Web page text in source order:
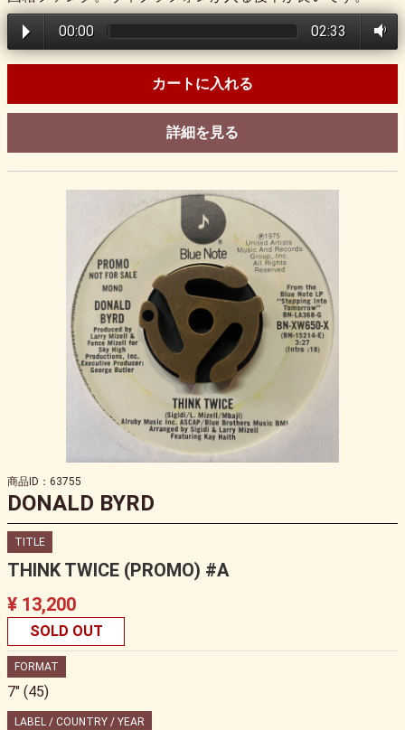
00:00 02:33
カートに入れる
詳細を見る
商品ID：63755
DONALD BYRD
TITLE
THINK TWICE (PROMO) #A
¥ 13,200
SOLD OUT
FORMAT
7" (45)
LABEL / COUNTRY / YEAR